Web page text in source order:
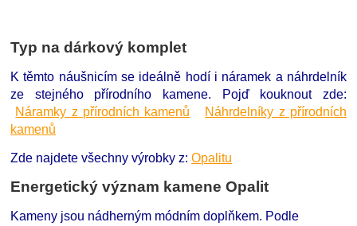
Typ na dárkový komplet
K těmto náušnicím se ideálně hodí i náramek a náhrdelník
ze stejného přírodního kamene. Pojď kouknout zde:
Náramky z přírodních kamenů
Náhrdelníky z přírodních
kamenů
Zde najdete všechny výrobky z:Opalitu
Energetický význam kamene Opalit
Kameny jsou nádherným módním doplňkem. Podle